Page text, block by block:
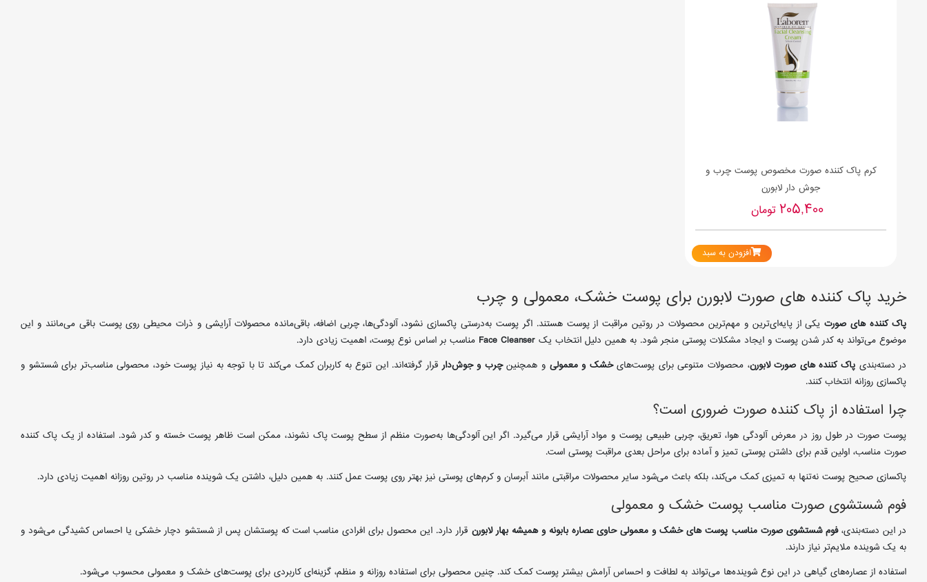
کرم پاک کننده صورت مخصوص پوست چرب و
جوش دار لابورن
205,400تومان
افزودن به سبد
خرید پاک کننده های صورت لابورن برای پوست خشک، معمولی و چرب
پاک کننده های صورتیکی از پایه‌ای‌ترین و مهم‌ترین محصولات در روتین مراقبت از پوست هستند. اگر پوست به‌درستی پاکسازی نشود، آلودگی‌ها، چربی اضافه، باقی‌مانده محصولات آرایشی و ذرات محیطی روی پوست باقی می‌مانند و این
موضوع می‌تواند به کدر شدن پوست و ایجاد مشکلات پوستی منجر شود. به همین دلیل انتخاب یک Face Cleanser مناسب بر اساس نوع پوست، اهمیت زیادی دارد.
در دسته‌بندیپاک کننده های صورت لابورن، محصولات متنوعی برای پوست‌هایخشک و معمولی و همچنینچرب و جوش‌دارقرار گرفته‌اند. این تنوع به کاربران کمک می‌کند تا با توجه به نیاز پوست خود، محصولی مناسب‌تر برای شستشو و
پاکسازی روزانه انتخاب کنند.
چرا استفاده از پاک کننده صورت ضروری است؟
پوست صورت در طول روز در معرض آلودگی هوا، تعریق، چربی طبیعی پوست و مواد آرایشی قرار می‌گیرد. اگر این آلودگی‌ها به‌صورت منظم از سطح پوست پاک نشوند، ممکن است ظاهر پوست خسته و کدر شود. استفاده از یک پاک کننده
صورت مناسب، اولین قدم برای داشتن پوستی تمیز و آماده برای مراحل بعدی مراقبت پوستی است.
پاکسازی صحیح پوست نه‌تنها به تمیزی کمک می‌کند، بلکه باعث می‌شود سایر محصولات مراقبتی مانند آبرسان و کرم‌های پوستی نیز بهتر روی پوست عمل کنند. به همین دلیل، داشتن یک شوینده مناسب در روتین روزانه اهمیت زیادی دارد.
فوم شستشوی صورت مناسب پوست خشک و معمولی
در این دسته‌بندی،فوم شستشوی صورت مناسب پوست های خشک و معمولی حاوی عصاره بابونه و همیشه بهار لابورن قرار دارد. این محصول برای افرادی مناسب است که پوستشان پس از شستشو دچار خشکی یا احساس کشیدگی می‌شود و
به یک شوینده ملایم‌تر نیاز دارند.
استفاده از عصاره‌های گیاهی در این نوع شوینده‌ها می‌تواند به لطافت و احساس آرامش بیشتر پوست کمک کند. چنین محصولی برای استفاده روزانه و منظم، گزینه‌ای کاربردی برای پوست‌های خشک و معمولی محسوب می‌شود.